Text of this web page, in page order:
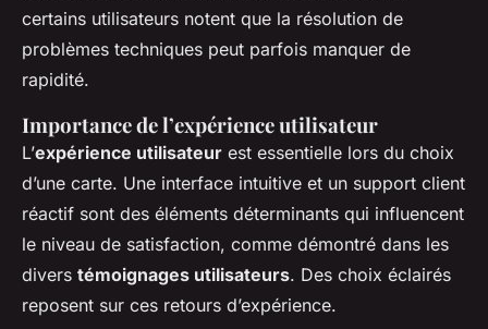
certains utilisateurs notent que la résolution de
problèmes techniques peut parfois manquer de
rapidité.
Importance de l’expérience utilisateur
L’expérience utilisateur est essentielle lors du choix
d’une carte. Une interface intuitive et un support client
réactif sont des éléments déterminants qui influencent
le niveau de satisfaction, comme démontré dans les
divers témoignages utilisateurs. Des choix éclairés
reposent sur ces retours d’expérience.